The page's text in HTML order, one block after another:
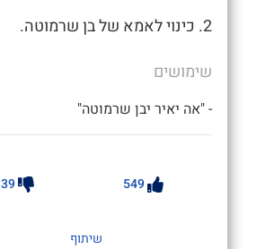
2. כינוי לאמא של בן שרמוטה.
שימושים
- "אה יאיר יבן שרמוטה"
549
39
שיתוף